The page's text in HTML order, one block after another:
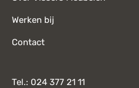
Werken bij
Contact
Tel.: 024 377 21 11